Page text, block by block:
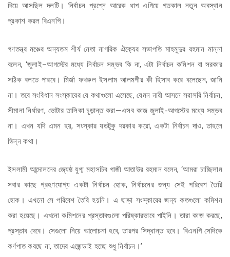
দিয়ে আসছিল দলটি। নির্বাচন প্রশ্নে আরেক ধাপ এগিয়ে গতকাল নতুন অবস্থান
প্রকাশ করল বিএনপি।
গণতন্ত্র মঞ্চের অন্যতম শীর্ষ নেতা নাগরিক ঐক্যের সভাপতি মাহমুদুর রহমান মান্না
বলেন, ‘জুলাই–আগস্টের মধ্যে নির্বাচন সম্ভব কি না, এটা নির্বাচন কমিশন বা সরকার
সঠিক বলতে পারবে। মির্জা ফখরুল ইসলাম আলমগীর কী হিসাব করে বলেছেন, জানি
না। তবে সংবিধান সংস্কারের যে কথাগুলো এসেছে, যেমন নারী আসনে সরাসরি নির্বাচন,
সীমানা নির্ধারণ, ভোটার তালিকা চূড়ান্ত করা—এসব কাজ জুলাই-আগস্টের মধ্যে সম্ভব
না। এখন যদি এমন হয়, সংস্কার যতটুকু দরকার করো, একটা নির্বাচন দাও, তাহলে
ভিন্ন কথা।
ইসলামী আন্দোলনের জ্যেষ্ঠ যুগ্ম মহাসচিব গাজী আতাউর রহমান বলেন, ‘আমরা চাচ্ছিলাম
সবার কাছে গ্রহণযোগ্য একটা নির্বাচন হোক, নির্বাচনের জন্য সেই পরিবেশ তৈরি
হোক। এখনো সে পরিবেশ তৈরি হয়নি। এ ছাড়া সংস্কারের জন্য কতগুলো কমিশন
করা হয়েছে। এখনো কমিশনের প্রস্তাবগুলো পরিষ্কারভাবে পাইনি। তারা কাজ করছে,
প্রস্তাব দেবে। সেগুলো নিয়ে আলোচনা হবে, তারপর সিদ্ধান্ত হবে। বিএনপি সেদিকে
কর্ণপাত করছে না, তাদের এজেন্ডাই হচ্ছে শুধু নির্বাচন।’